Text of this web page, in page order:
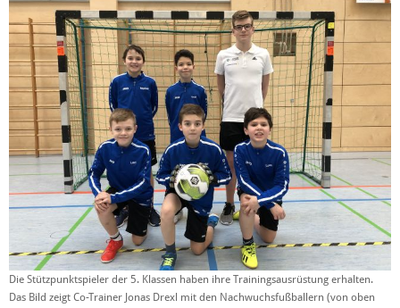
Die Stützpunktspieler der 5. Klassen haben ihre Trainingsausrüstung erhalten.
Das Bild zeigt Co-Trainer Jonas Drexl mit den Nachwuchsfußballern (von oben